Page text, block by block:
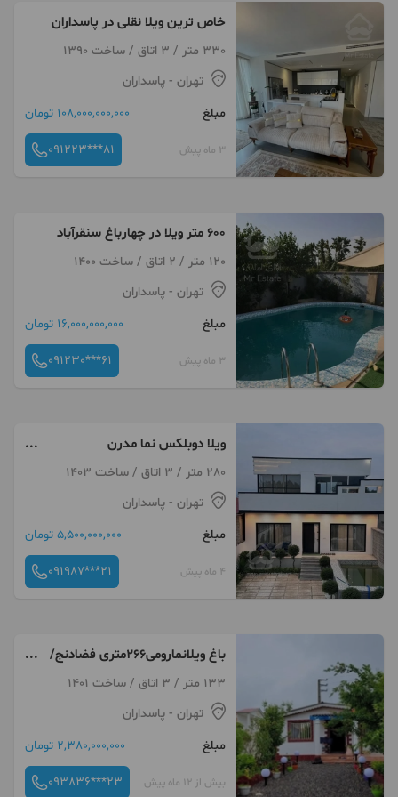
خاص ترین ویلا نقلی در پاسداران
330 متر / 3 اتاق / ساخت 1390
تهران - پاسداران
مبلغ
108,000,000,000 تومان
3 ماه پیش 091223***81
600 متر ویلا در چهارباغ سنقرآباد
120 متر / 2 اتاق / ساخت 1400
تهران - پاسداران
مبلغ
16,000,000,000 تومان
3 ماه پیش 091230***61
ویلا دوبلکس نما مدرن
مبله/300متر/استخردار/شهرکی
280 متر / 3 اتاق / ساخت 1403
تهران - پاسداران
مبلغ
5,500,000,000 تومان
4 ماه پیش 091987***21
باغ ویلانمارومی۲۶۶متری فضادنج/
مبله
133 متر / 3 اتاق / ساخت 1401
تهران - پاسداران
مبلغ
2,380,000,000 تومان
بیش از 12 ماه پیش 093836***23